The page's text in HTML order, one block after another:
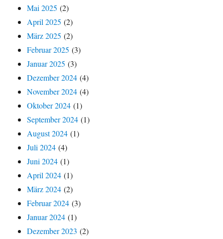
Mai 2025 (2)
April 2025 (2)
März 2025 (2)
Februar 2025 (3)
Januar 2025 (3)
Dezember 2024 (4)
November 2024 (4)
Oktober 2024 (1)
September 2024 (1)
August 2024 (1)
Juli 2024 (4)
Juni 2024 (1)
April 2024 (1)
März 2024 (2)
Februar 2024 (3)
Januar 2024 (1)
Dezember 2023 (2)